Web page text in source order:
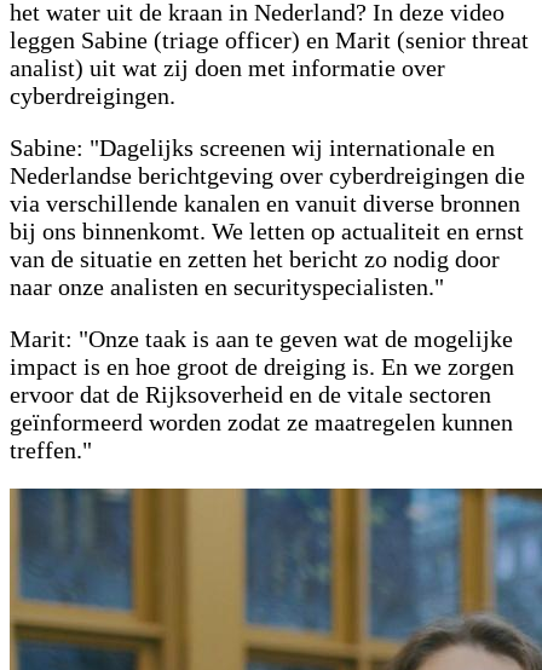
het water uit de kraan in Nederland? In deze video
leggen Sabine (triage officer) en Marit (senior threat
analist) uit wat zij doen met informatie over
cyberdreigingen.
Sabine: "Dagelijks screenen wij internationale en
Nederlandse berichtgeving over cyberdreigingen die
via verschillende kanalen en vanuit diverse bronnen
bij ons binnenkomt. We letten op actualiteit en ernst
van de situatie en zetten het bericht zo nodig door
naar onze analisten en securityspecialisten."
Marit: "Onze taak is aan te geven wat de mogelijke
impact is en hoe groot de dreiging is. En we zorgen
ervoor dat de Rijksoverheid en de vitale sectoren
geïnformeerd worden zodat ze maatregelen kunnen
treffen."